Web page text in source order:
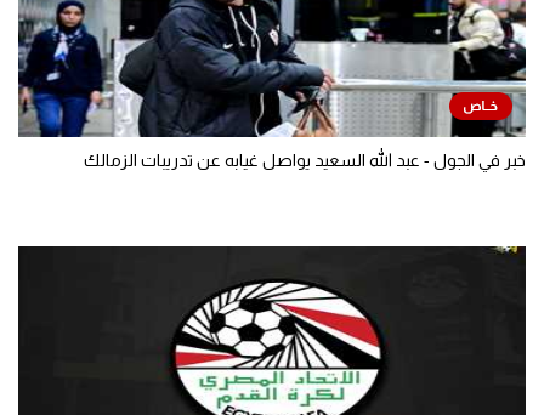
خبر في الجول - عبد الله السعيد يواصل غيابه عن تدريبات الزمالك